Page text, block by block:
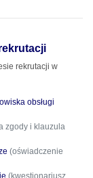
rekrutacji w
obsługi
zgody i klauzula
(oświadczenie
(kwestionariusz